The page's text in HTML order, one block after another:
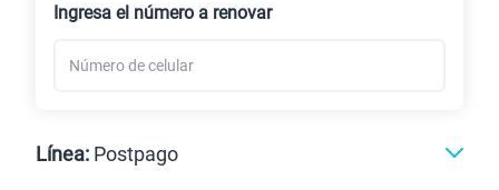
Ingresa el número a renovar
Línea: Postpago